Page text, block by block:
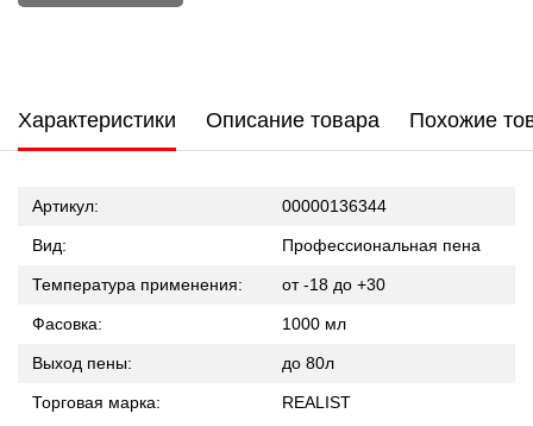
Характеристики Описание товара Похожие
Артикул: 00000136344
Вид: Профессиональная пена
Температура применения: от -18 до +30
Фасовка: 1000 мл
Выход пены: до 80л
Торговая марка: REALIST